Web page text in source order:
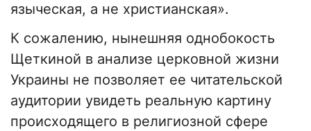
языческая, а не христианская».
К сожалению, нынешняя однобокость
Щеткиной в анализе церковной жизни
Украины не позволяет ее читательской
аудитории увидеть реальную картину
происходящего в религиозной сфере